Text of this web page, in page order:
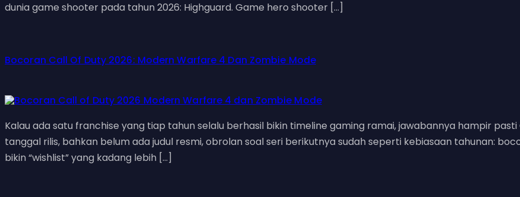
dunia game shooter pada tahun 2026: Highguard. Game hero shooter […]
Bocoran Call Of Duty 2026: Modern Warfare 4 Dan Zombie Mode
Kalau ada satu franchise yang tiap tahun selalu berhasil bikin timeline gaming ramai, jawabannya hampir
tanggal rilis, bahkan belum ada judul resmi, obrolan soal seri berikutnya sudah seperti kebiasaan tahunan:
bikin “wishlist” yang kadang lebih […]